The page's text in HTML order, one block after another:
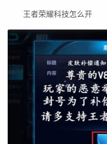
王者荣耀科技怎么开